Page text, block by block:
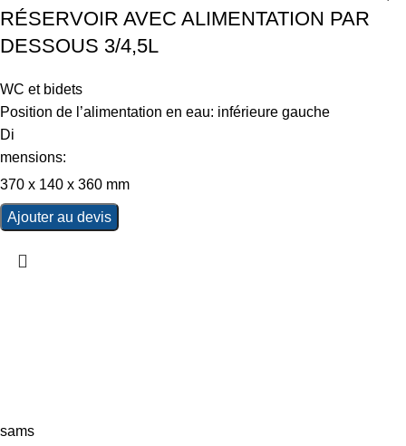
RÉSERVOIR AVEC ALIMENTATION PAR
DESSOUS 3/4,5L
WC et bidets
Position de l’alimentation en eau: inférieure gauche
Di
mensions:
370 x 140 x 360 mm
Ajouter au devis
sams